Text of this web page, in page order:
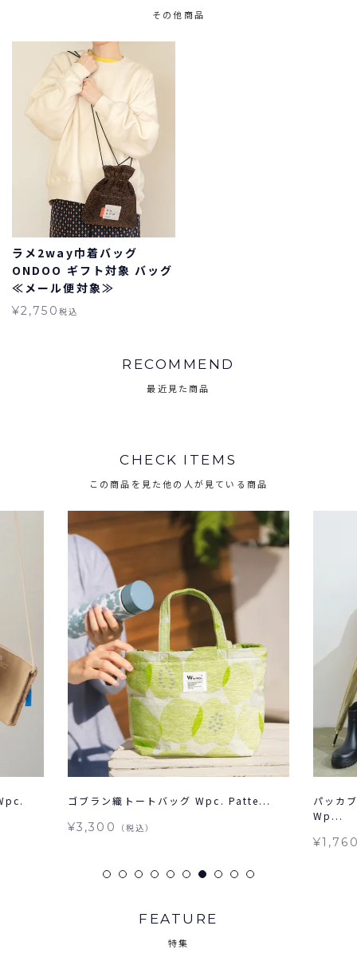
その他商品
ラメ2way巾着バッグ
ONDOO ギフト対象 バッグ
≪メール便対象≫
¥2,750 税込
RECOMMEND
最近見た商品
CHECK ITEMS
この商品を見た他の人が見ている商品
ゴブラン織トートバッグ Wpc. Patte...
¥3,300 （税込）
パッカ
Wp...
FEATURE
特集